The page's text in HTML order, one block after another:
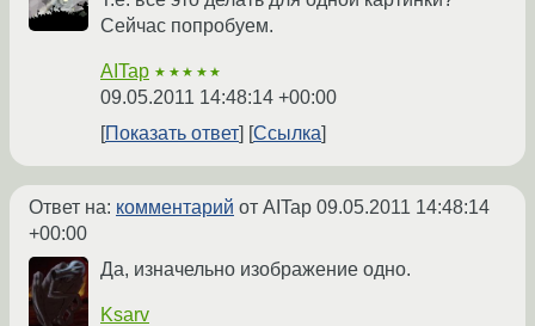
Сейчас попробуем.
AITap ★★★★★
09.05.2011 14:48:14 +00:00
Показать ответ
Ссылка
Ответ на: комментарий от AITap 09.05.2011 14:48:14
+00:00
Да, изначельно изображение одно.
Ksarv